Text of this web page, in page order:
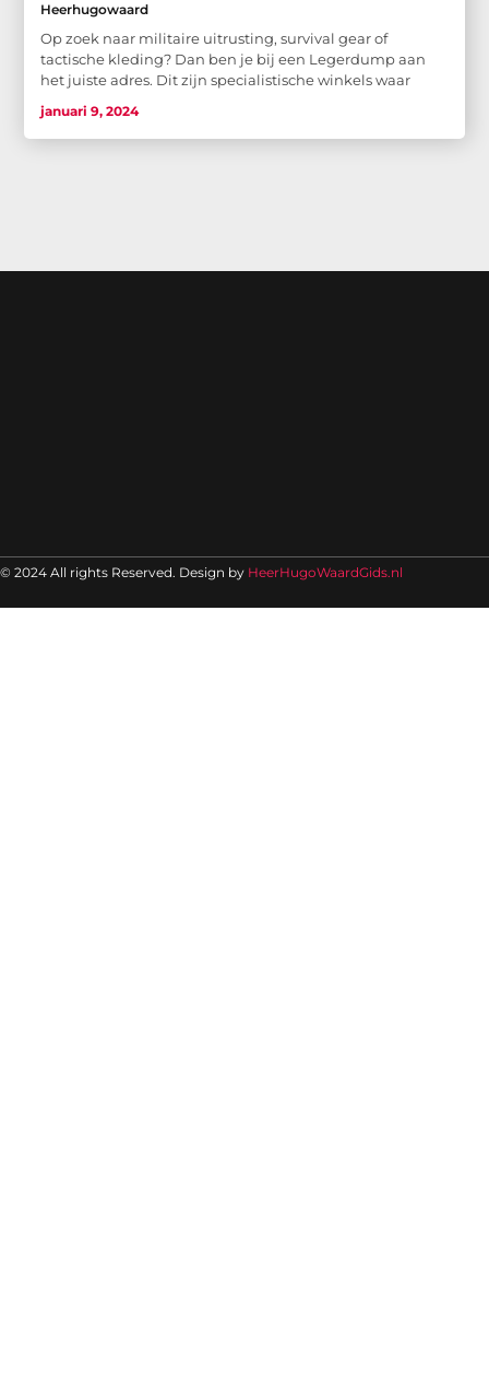
Heerhugowaard
Op zoek naar militaire uitrusting, survival gear of
tactische kleding? Dan ben je bij een Legerdump aan
het juiste adres. Dit zijn specialistische winkels waar
januari 9, 2024
© 2024 All rights Reserved. Design by HeerHugoWaardGids.nl